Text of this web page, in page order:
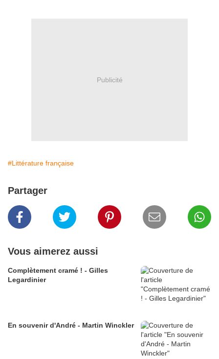
Publicité
#Littérature française
Partager
Vous aimerez aussi
Complètement cramé ! - Gilles
Legardinier
En souvenir d'André - Martin Winckler